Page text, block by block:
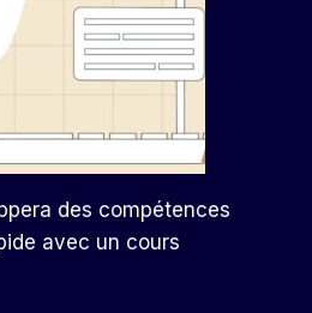
des compétences
avec un cours